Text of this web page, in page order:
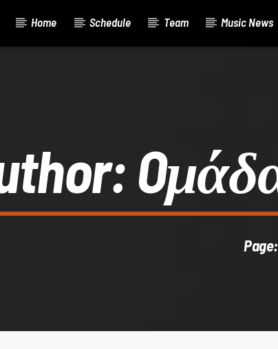
Home Schedule Team Music News